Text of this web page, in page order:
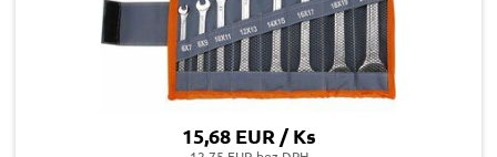
15,68 EUR / Ks